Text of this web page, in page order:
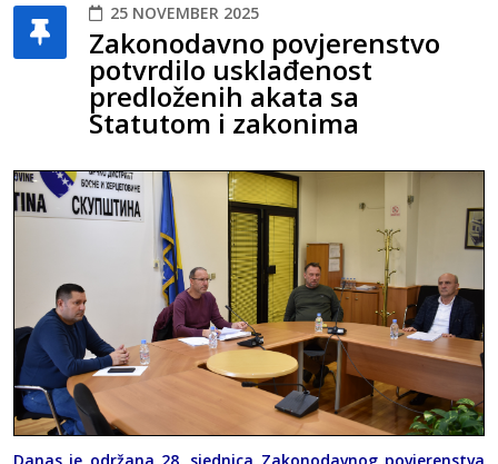
25 NOVEMBER 2025
Zakonodavno povjerenstvo
potvrdilo usklađenost
predloženih akata sa
Statutom i zakonima